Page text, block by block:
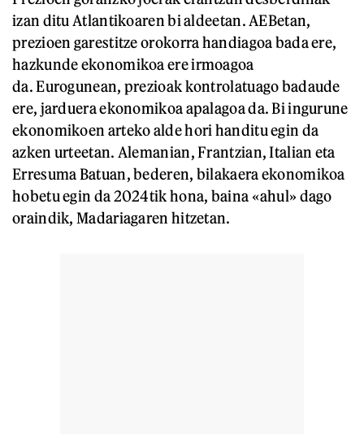
izan ditu Atlantikoaren bi aldeetan. AEBetan,
prezioen garestitze orokorra handiagoa bada ere,
hazkunde ekonomikoa ere irmoagoa
da. Eurogunean, prezioak kontrolatuago badaude
ere, jarduera ekonomikoa apalagoa da. Bi ingurune
ekonomikoen arteko alde hori handitu egin da
azken urteetan. Alemanian, Frantzian, Italian eta
Erresuma Batuan, bederen, bilakaera ekonomikoa
hobetu egin da 2024tik hona, baina «ahul» dago
oraindik, Madariagaren hitzetan.